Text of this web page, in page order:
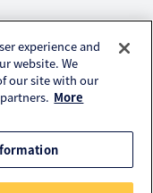
experience and
website. We
our site with our
More